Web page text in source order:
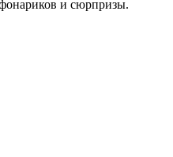
и сюрпризы.